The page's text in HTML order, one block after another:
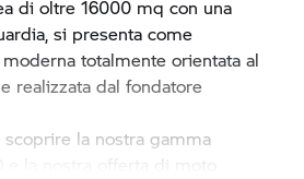
di oltre 16000 mq con una
si presenta come
totalmente orientata al
realizzata dal fondatore
la nostra gamma
e la nostra offerta di moto